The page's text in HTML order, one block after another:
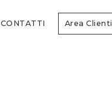
CONTATTI Area Clienti